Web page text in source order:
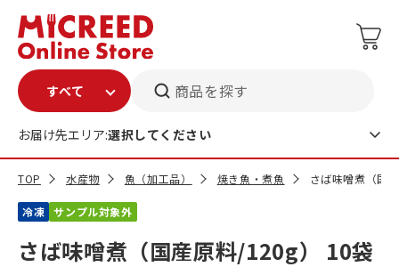
商品を探す
お届け先エリア:選択してください
TOP 水産物 魚（加工品） 焼き魚・煮魚 さば味噌煮（国
冷凍 サンプル対象外
さば味噌煮（国産原料/120g） 10袋